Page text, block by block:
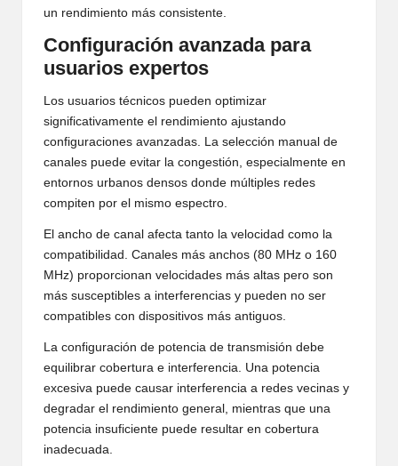
un rendimiento más consistente.
Configuración avanzada para
usuarios expertos
Los usuarios técnicos pueden optimizar
significativamente el rendimiento ajustando
configuraciones avanzadas. La selección manual de
canales puede evitar la congestión, especialmente en
entornos urbanos densos donde múltiples redes
compiten por el mismo espectro.
El ancho de canal afecta tanto la velocidad como la
compatibilidad. Canales más anchos (80 MHz o 160
MHz) proporcionan velocidades más altas pero son
más susceptibles a interferencias y pueden no ser
compatibles con dispositivos más antiguos.
La configuración de potencia de transmisión debe
equilibrar cobertura e interferencia. Una potencia
excesiva puede causar interferencia a redes vecinas y
degradar el rendimiento general, mientras que una
potencia insuficiente puede resultar en cobertura
inadecuada.